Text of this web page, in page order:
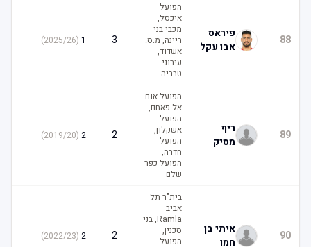
88
פיראס
אבו עקל
הפועל
איכסל,
מכבי בני
ריינה, מ.ס.
אשדוד,
עירוני
טבריה
2025/26
)
89
ריף
מסיק
הפועל אום
אל-פאחם,
הפועל
אשקלון,
הפועל
חדרה,
הפועל כפר
שלם
(
2019/20
)
90
איתי בן
חמו
בית"ר תל
אביב
Ramla, בני
סכנין,
הפועל
(
2022/23
)